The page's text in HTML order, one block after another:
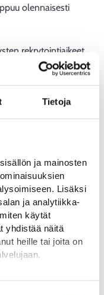
Tietoja
ja mainosten
Lisäksi
ja analytiikka-
käytät
yhdistää näitä
heille tai joita on
olennaisesti
rekrytointiaikeet
14 prosenttia
11 prosenttia
osaamiselle, uudelle
viranomaiset,
toimija Business
sitten Venäjän